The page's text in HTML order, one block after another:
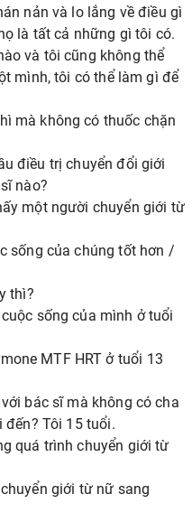
nản và lo lắng về điều gì
là tất cả những gì tôi có.
và tôi cũng không thể
mình, tôi có thể làm gì để
mà không có thuốc chặn
điều trị chuyển đổi giới
nào?
một người chuyển giới từ
sống của chúng tốt hơn /
thì?
sống của mình ở tuổi
MTF HRT ở tuổi 13
bác sĩ mà không có cha
đến? Tôi 15 tuổi.
quá trình chuyển giới từ
giới từ nữ sang